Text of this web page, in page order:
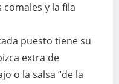
y la fila
puesto tiene su
extra de
o la salsa “de la